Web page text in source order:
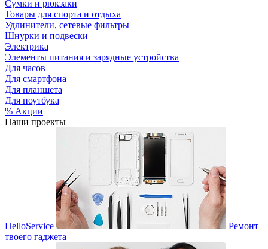
Сумки и рюкзаки
Товары для спорта и отдыха
Удлинители, сетевые фильтры
Шнурки и подвески
Электрика
Элементы питания и зарядные устройства
Для часов
Для смартфона
Для планшета
Для ноутбука
% Акции
Наши проекты
HelloService
Ремонт
твоего гаджета